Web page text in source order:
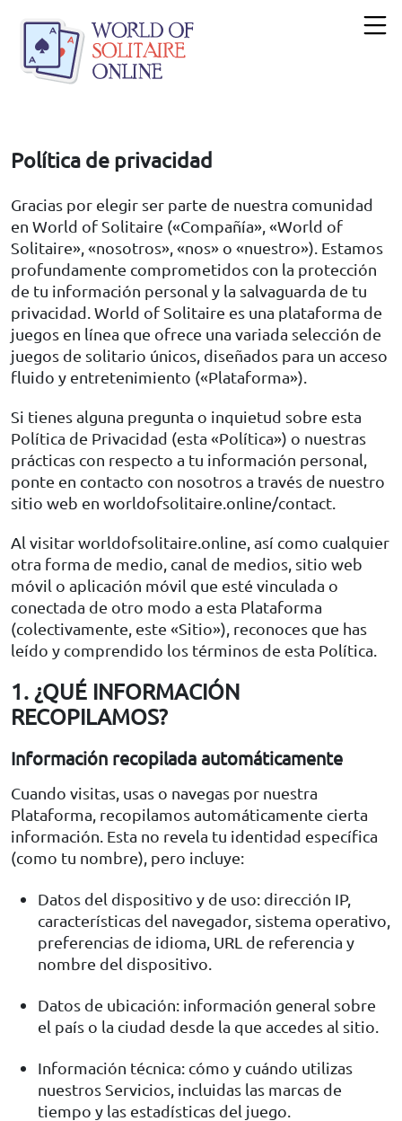
Política de privacidad
Gracias por elegir ser parte de nuestra comunidad
en World of Solitaire («Compañía», «World of
Solitaire», «nosotros», «nos» o «nuestro»). Estamos
profundamente comprometidos con la protección
de tu información personal y la salvaguarda de tu
privacidad. World of Solitaire es una plataforma de
juegos en línea que ofrece una variada selección de
juegos de solitario únicos, diseñados para un acceso
fluido y entretenimiento («Plataforma»).
Si tienes alguna pregunta o inquietud sobre esta
Política de Privacidad (esta «Política») o nuestras
prácticas con respecto a tu información personal,
ponte en contacto con nosotros a través de nuestro
sitio web en worldofsolitaire.online/contact.
Al visitar worldofsolitaire.online, así como cualquier
otra forma de medio, canal de medios, sitio web
móvil o aplicación móvil que esté vinculada o
conectada de otro modo a esta Plataforma
(colectivamente, este «Sitio»), reconoces que has
leído y comprendido los términos de esta Política.
1. ¿QUÉ INFORMACIÓN
RECOPILAMOS?
Información recopilada automáticamente
Cuando visitas, usas o navegas por nuestra
Plataforma, recopilamos automáticamente cierta
información. Esta no revela tu identidad específica
(como tu nombre), pero incluye:
Datos del dispositivo y de uso: dirección IP,
características del navegador, sistema operativo,
preferencias de idioma, URL de referencia y
nombre del dispositivo.
Datos de ubicación: información general sobre
el país o la ciudad desde la que accedes al sitio.
Información técnica: cómo y cuándo utilizas
nuestros Servicios, incluidas las marcas de
tiempo y las estadísticas del juego.